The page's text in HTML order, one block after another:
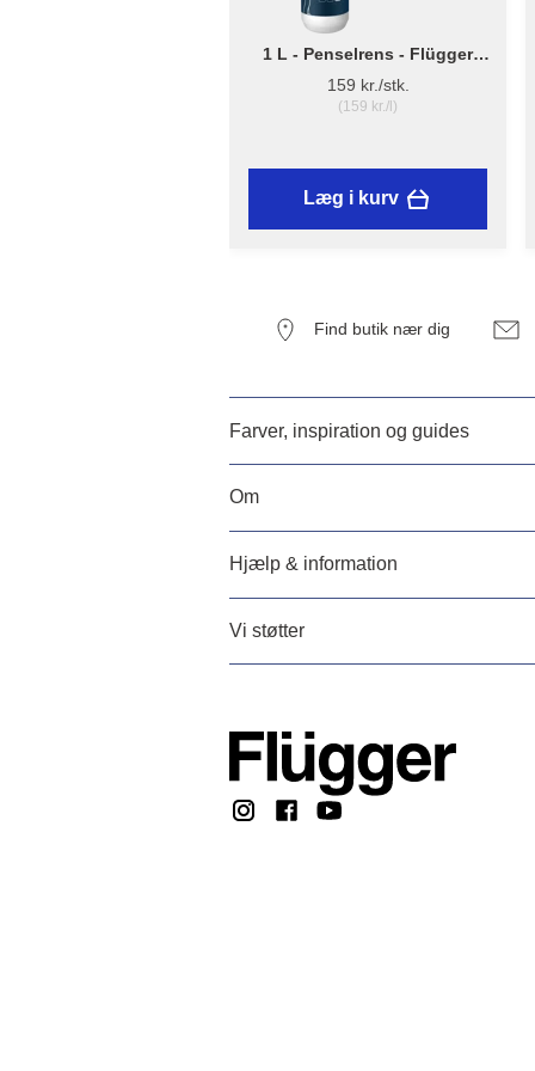
1 L - Penselrens - Flügger
Fluren 59
159 kr./stk.
(159 kr./l)
Læg i kurv
Find butik nær dig
Farver, inspiration og guides
Om
Hjælp & information
Vi støtter